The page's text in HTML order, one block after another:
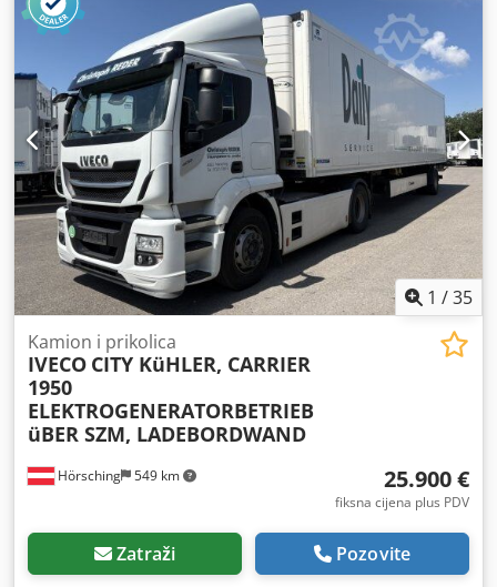
ugrađeni računar
1 /35
Hörsching 549 km
Kamion i prikolica
IVECO CITY KüHLER, CARRIER
1950
ELEKTROGENERATORBETRIEB
üBER SZM, LADEBORDWAND
25.900 €
fiksna cijena plus PDV
Zatraži Pozovite